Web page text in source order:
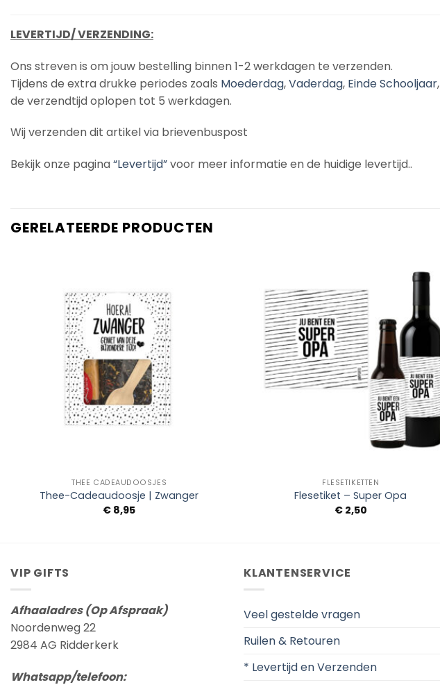
LEVERTIJD/ VERZENDING:
Ons streven is om jouw bestelling binnen 1-2 werkdagen te verzenden.
Tijdens de extra drukke periodes zoals Moederdag,Vaderdag, Einde Schooljaar,
de verzendtijd oplopen tot 5 werkdagen.
Wij verzenden dit artikel via brievenbuspost
Bekijk onze pagina“Levertijd”voor meer informatie en de huidige levertijd..
GERELATEERDE PRODUCTEN
THEE CADEAUDOOSJES
Thee-Cadeaudoosje | Zwanger
€ 8,95
FLESETIKETTEN
Flesetiket – Super Opa
€2,50
VIP GIFTS
Afhaaladres (Op Afspraak)
Noordenweg 22
2984 AG Ridderkerk
Whatsapp/telefoon:
KLANTENSERVICE
Veel gestelde vragen
Ruilen & Retouren
* Levertijd en Verzenden